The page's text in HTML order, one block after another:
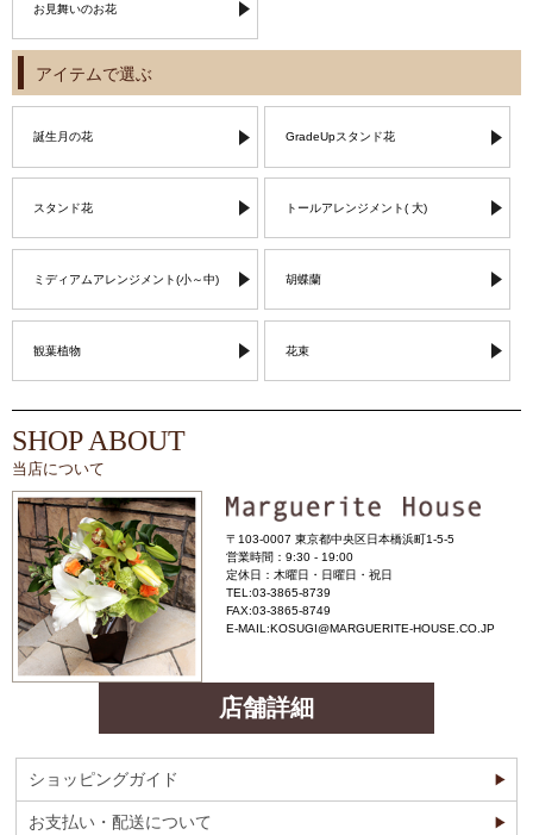
お見舞いのお花
アイテムで選ぶ
誕生月の花 GradeUpスタンド花
スタンド花 トールアレンジメント( 大)
ミディアムアレンジメント(小～中) 胡蝶蘭
観葉植物 花束
SHOP ABOUT
当店について
〒103-0007 東京都中央区日本橋浜町1-5-5
営業時間：9:30 - 19:00
定休日：木曜日・日曜日・祝日
TEL:03-3865-8739
FAX:03-3865-8749
E-MAIL:KOSUGI@MARGUERITE-HOUSE.CO.JP
店舗詳細
ショッピングガイド
お支払い・配送について